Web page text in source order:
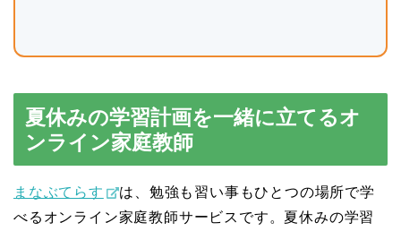
夏休みの学習計画を一緒に立てるオ
ンライン家庭教師
まなぶてらす
は、勉強も習い事もひとつの場所で学
べるオンライン家庭教師サービスです。夏休みの学習